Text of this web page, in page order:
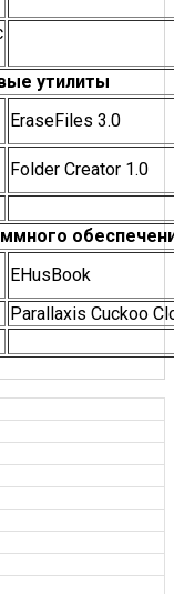
утилиты
EraseFiles 3.0
Folder Creator 1.0
EHusBook
Parallaxis Cuckoo